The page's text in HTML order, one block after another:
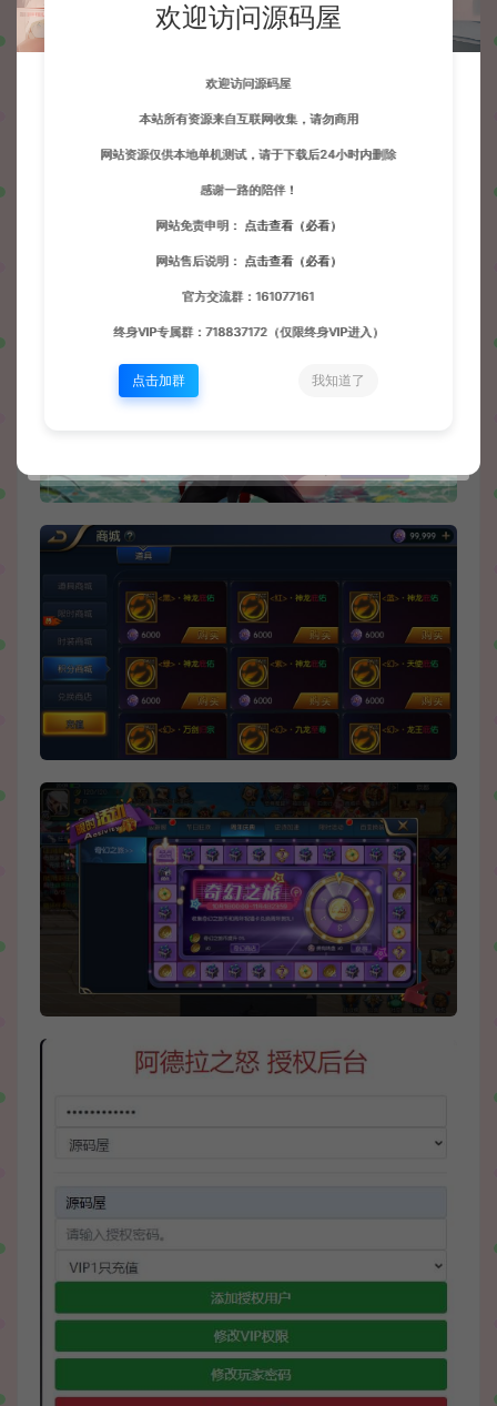
欢迎访问源码屋
欢迎访问源码屋
本站所有资源来自互联网收集，请勿商用
网站资源仅供本地单机测试，请于下载后24小时内删除
感谢一路的陪伴！
网站免责申明： 点击查看（必看）
网站售后说明： 点击查看（必看）
官方交流群：161077161
终身VIP专属群：718837172（仅限终身VIP进入）
点击加群 我知道了